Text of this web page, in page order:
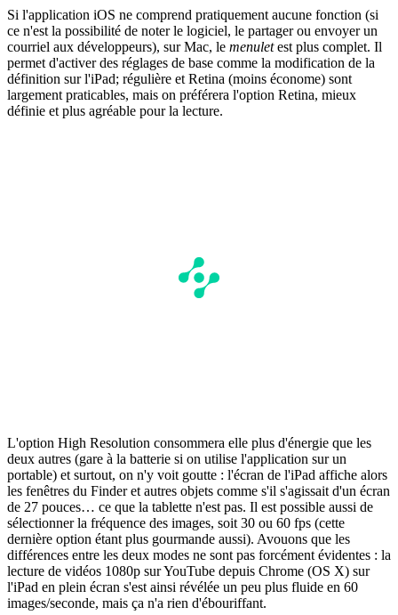
Si l'application iOS ne comprend pratiquement aucune fonction (si
ce n'est la possibilité de noter le logiciel, le partager ou envoyer un
courriel aux développeurs), sur Mac, le menuletest plus complet. Il
permet d'activer des réglages de base comme la modification de la
définition sur l'iPad; régulière et Retina (moins économe) sont
largement praticables, mais on préférera l'option Retina, mieux
définie et plus agréable pour la lecture.
L'option High Resolution consommera elle plus d'énergie que les
deux autres (gare à la batterie si on utilise l'application sur un
portable) et surtout, on n'y voit goutte : l'écran de l'iPad affiche alors
les fenêtres du Finder et autres objets comme s'il s'agissait d'un écran
de 27 pouces… ce que la tablette n'est pas. Il est possible aussi de
sélectionner la fréquence des images, soit 30 ou 60 fps (cette
dernière option étant plus gourmande aussi). Avouons que les
différences entre les deux modes ne sont pas forcément évidentes : la
lecture de vidéos 1080p sur YouTube depuis Chrome (OS X) sur
l'iPad en plein écran s'est ainsi révélée un peu plus fluide en 60
images/seconde, mais ça n'a rien d'ébouriffant.